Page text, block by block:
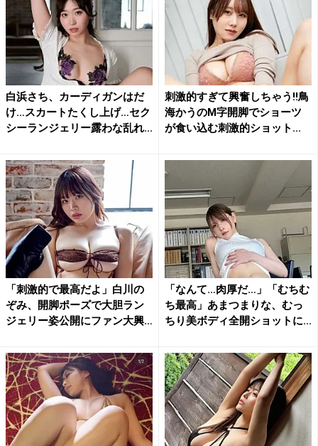
白浜さち、カーディガンはだ
け…スカートたくし上げ…セク
シーランジェリー露わな乱れ...
刺激的すぎて興奮しちゃう!!鳥
海かうのM字開脚でショーツ
が食い込む刺激的ショット...
「刺激的で最高だよ」白川の
ぞみ、開脚ポーズで大胆ラン
ジェリー姿公開にファン大興
「なんて…肉厚だ…」「むちむ
ち最高」あまつまりな、むっ
ちり美ボディ全開ショットに...